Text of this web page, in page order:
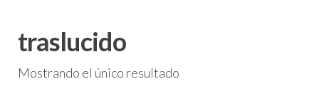
traslucido
Mostrando el único resultado